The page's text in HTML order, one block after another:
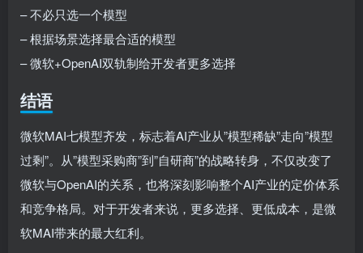
– 不必只选一个模型
– 根据场景选择最合适的模型
– 微软+OpenAI双轨制给开发者更多选择
结语
微软MAI七模型齐发，标志着AI产业从”模型稀缺”走向”模型
过剩”。从”模型采购商”到”自研商”的战略转身，不仅改变了
微软与OpenAI的关系，也将深刻影响整个AI产业的定价体系
和竞争格局。对于开发者来说，更多选择、更低成本，是微
软MAI带来的最大红利。